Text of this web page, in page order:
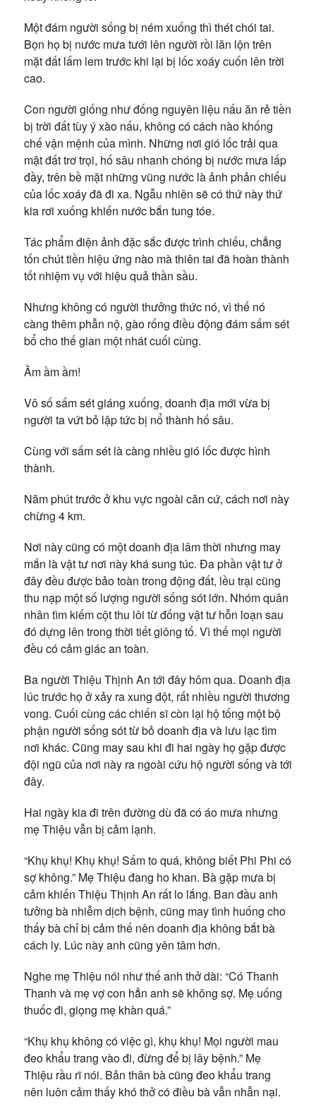
Một đám người sống bị ném xuống thì thét chói tai.
Bọn họ bị nước mưa tưới lên người rồi lăn lộn trên
mặt đất lấm lem trước khi lại bị lốc xoáy cuốn lên trời
cao.
Con người giống như đống nguyên liệu nấu ăn rẻ tiền
bị trời đất tùy ý xào nấu, không có cách nào khống
chế vận mệnh của mình. Những nơi gió lốc trải qua
mặt đất trơ trọi, hố sâu nhanh chóng bị nước mưa lấp
đầy, trên bề mặt những vũng nước là ảnh phản chiếu
của lốc xoáy đã đi xa. Ngẫu nhiên sẽ có thứ này thứ
kia rơi xuống khiến nước bắn tung tóe.
Tác phẩm điện ảnh đặc sắc được trình chiếu, chẳng
tốn chút tiền hiệu ứng nào mà thiên tai đã hoàn thành
tốt nhiệm vụ với hiệu quả thần sầu.
Nhưng không có người thưởng thức nó, vì thế nó
càng thêm phẫn nộ, gào rống điều động đám sấm sét
bổ cho thế gian một nhát cuối cùng.
Ầm ầm ầm!
Vô số sấm sét giáng xuống, doanh địa mới vừa bị
người ta vứt bỏ lập tức bị nổ thành hố sâu.
Cùng với sấm sét là càng nhiều gió lốc được hình
thành.
Năm phút trước ở khu vực ngoài căn cứ, cách nơi này
chừng 4 km.
Nơi này cũng có một doanh địa lâm thời nhưng may
mắn là vật tư nơi này khá sung túc. Đa phần vật tư ở
đây đều được bảo toàn trong động đất, lều trại cũng
thu nạp một số lượng người sống sót lớn. Nhóm quân
nhân tìm kiếm cột thu lôi từ đống vật tư hỗn loạn sau
đó dựng lên trong thời tiết giông tố. Vì thế mọi người
đều có cảm giác an toàn.
Ba người Thiệu Thịnh An tới đây hôm qua. Doanh địa
lúc trước họ ở xảy ra xung đột, rất nhiều người thương
vong. Cuối cùng các chiến sĩ còn lại hộ tống một bộ
phận người sống sót từ bỏ doanh địa và lưu lạc tìm
nơi khác. Cũng may sau khi đi hai ngày họ gặp được
đội ngũ của nơi này ra ngoài cứu hộ người sống và tới
đây.
Hai ngày kia đi trên đường dù đã có áo mưa nhưng
mẹ Thiệu vẫn bị cảm lạnh.
“Khụ khụ! Khụ khụ! Sấm to quá, không biết Phi Phi có
sợ không.” Mẹ Thiệu đang ho khan. Bà gặp mưa bị
cảm khiến Thiệu Thịnh An rất lo lắng. Ban đầu anh
tưởng bà nhiễm dịch bệnh, cũng may tình huống cho
thấy bà chỉ bị cảm thế nên doanh địa không bắt bà
cách ly. Lúc này anh cũng yên tâm hơn.
Nghe mẹ Thiệu nói như thế anh thở dài: “Có Thanh
Thanh và mẹ vợ con hẳn anh sẽ không sợ. Mẹ uống
thuốc đi, giọng mẹ khàn quá.”
“Khụ khụ không có việc gì, khụ khụ! Mọi người mau
đeo khẩu trang vào đi, đừng để bị lây bệnh.” Mẹ
Thiệu rầu rĩ nói. Bản thân bà cũng đeo khẩu trang
nên luôn cảm thấy khó thở có điều bà vẫn nhẫn nại.